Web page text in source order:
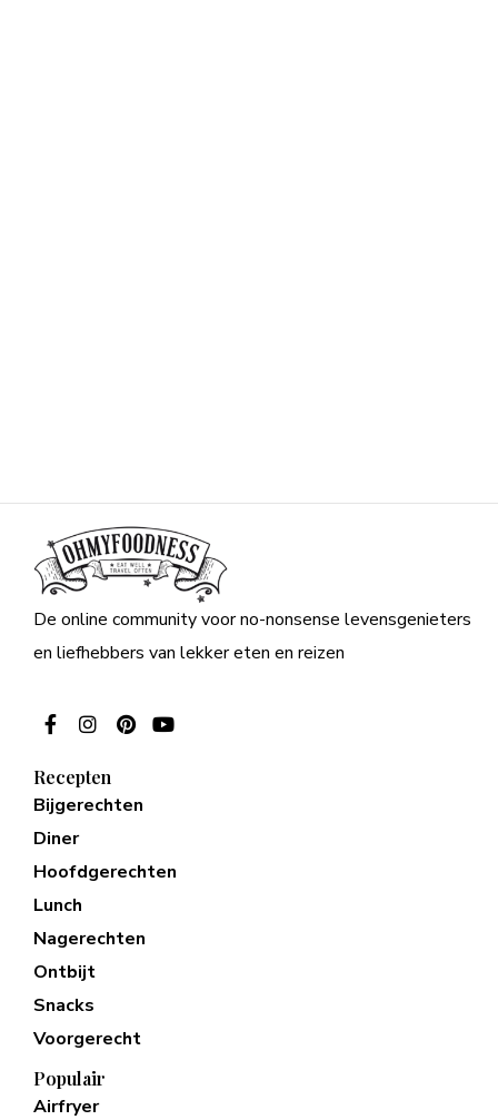
De online community voor no-nonsense levensgenieters
en liefhebbers van lekker eten en reizen
Recepten
Bijgerechten
Diner
Hoofdgerechten
Lunch
Nagerechten
Ontbijt
Snacks
Voorgerecht
Populair
Airfryer